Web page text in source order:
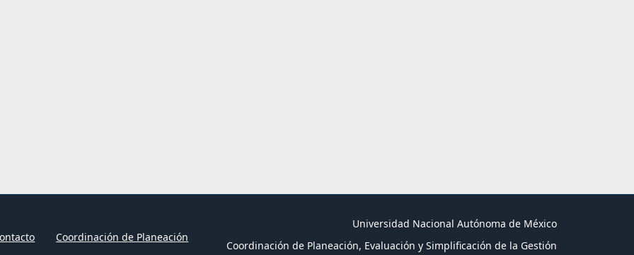
Coordinación de Planeación
Universidad Nacional Autónoma de México
Coordinación de Planeación, Evaluación y Simplificación de la Gestión